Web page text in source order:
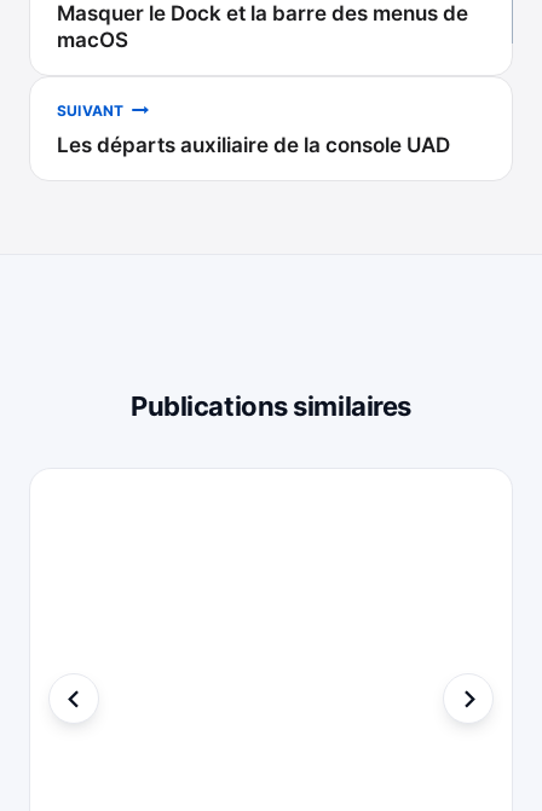
de
l’article
Masquer le Dock et la barre des menus de
macOS
SUIVANT
Les départs auxiliaire de la console UAD
Publications similaires